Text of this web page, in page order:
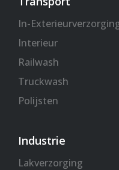
In-
Interieur
Railwash
Truckwash
Polijsten
Industrie
Lakverzorging